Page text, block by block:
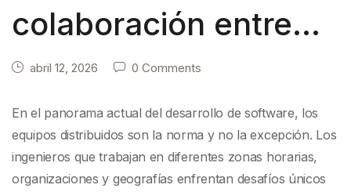
colaboración entre
equipos: Cerrando
brechas en equipos
distribuidos
abril 12, 2026 0 Comments
En el panorama actual del desarrollo de software, los
equipos distribuidos son la norma y no la excepción. Los
ingenieros que trabajan en diferentes zonas horarias,
organizaciones y geografías enfrentan desafíos únicos